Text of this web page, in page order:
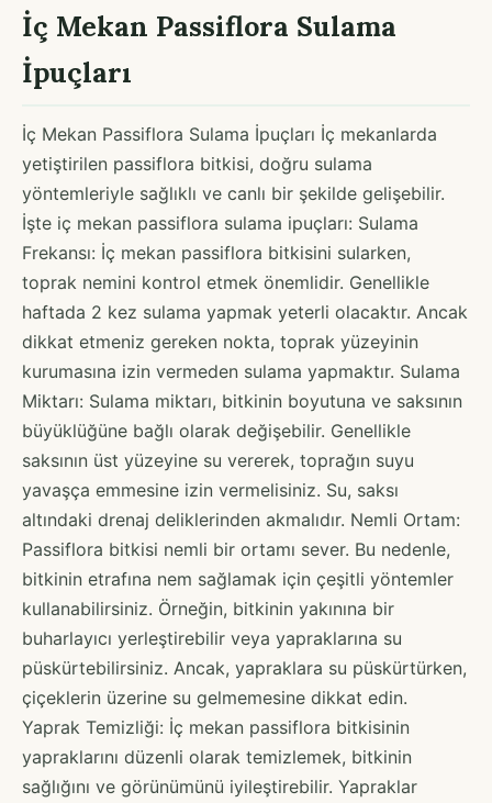
İç Mekan Passiflora Sulama
İpuçları
İç Mekan Passiflora Sulama İpuçları İç mekanlarda
yetiştirilen passiflora bitkisi, doğru sulama
yöntemleriyle sağlıklı ve canlı bir şekilde gelişebilir.
İşte iç mekan passiflora sulama ipuçları: Sulama
Frekansı: İç mekan passiflora bitkisini sularken,
toprak nemini kontrol etmek önemlidir. Genellikle
haftada 2 kez sulama yapmak yeterli olacaktır. Ancak
dikkat etmeniz gereken nokta, toprak yüzeyinin
kurumasına izin vermeden sulama yapmaktır. Sulama
Miktarı: Sulama miktarı, bitkinin boyutuna ve saksının
büyüklüğüne bağlı olarak değişebilir. Genellikle
saksının üst yüzeyine su vererek, toprağın suyu
yavaşça emmesine izin vermelisiniz. Su, saksı
altındaki drenaj deliklerinden akmalıdır. Nemli Ortam:
Passiflora bitkisi nemli bir ortamı sever. Bu nedenle,
bitkinin etrafına nem sağlamak için çeşitli yöntemler
kullanabilirsiniz. Örneğin, bitkinin yakınına bir
buharlayıcı yerleştirebilir veya yapraklarına su
püskürtebilirsiniz. Ancak, yapraklara su püskürtürken,
çiçeklerin üzerine su gelmemesine dikkat edin.
Yaprak Temizliği: İç mekan passiflora bitkisinin
yapraklarını düzenli olarak temizlemek, bitkinin
sağlığını ve görünümünü iyileştirebilir. Yapraklar